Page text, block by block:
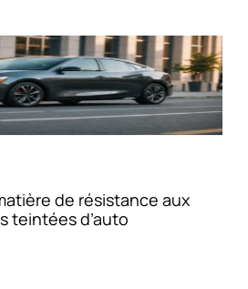
de résistance aux
teintées d’auto